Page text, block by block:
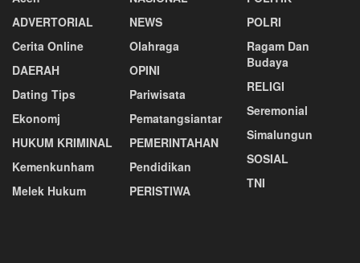
ADVERTORIAL
Cerita Online
DAERAH
Dating Tips
Ekonomj
HUKUM KRIMINAL
Kemenkunham
Melek Hukum
NEWS
Olahraga
OPINI
Pariwisata
Pematangsiantar
PEMERINTAHAN
Pendidikan
PERISTIWA
POLRI
Ragam Dan
Budaya
RELIGI
Seremonial
Simalungun
SOSIAL
TNI